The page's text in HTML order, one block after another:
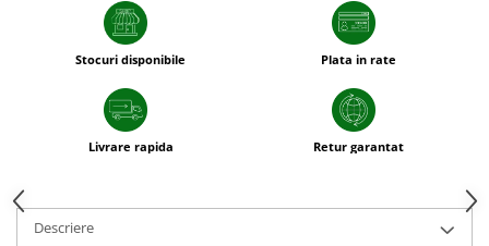
Stocuri disponibile Plata in rate
Livrare rapida Retur garantat
Descriere